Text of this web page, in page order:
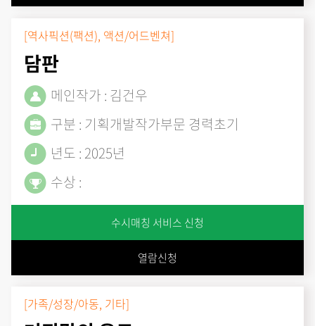
[역사픽션(팩션), 액션/어드벤쳐]
담판
메인작가 : 김건우
구분 : 기획개발작가부문 경력초기
년도 : 2025년
수상 :
수시매칭 서비스 신청
열람신청
[가족/성장/아동, 기타]